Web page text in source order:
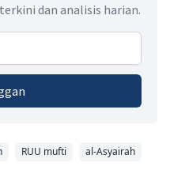
dan analisis harian.
RUU mufti
al-Asyairah